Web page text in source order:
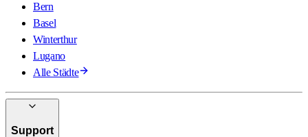
Bern
Basel
Winterthur
Lugano
Alle Städte
Support